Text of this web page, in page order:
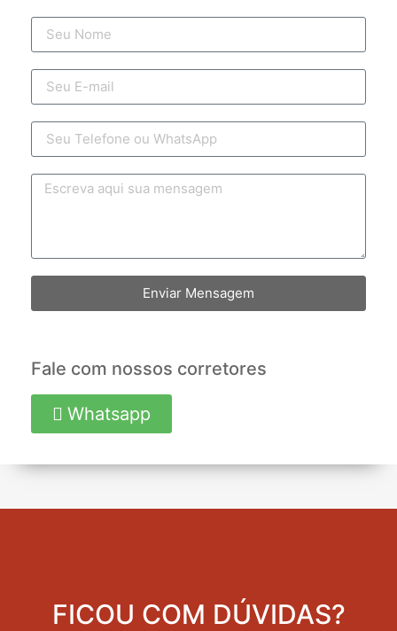
Enviar Mensagem
Fale com nossos corretores
Whatsapp
FICOU COM DÚVIDAS?